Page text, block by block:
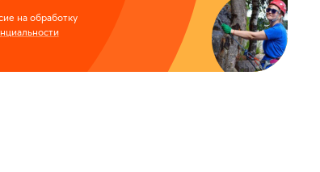
на обработку